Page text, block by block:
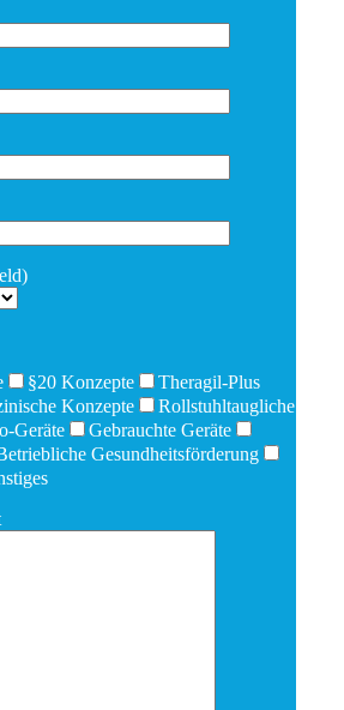
§20 Konzepte
Theragil-Plus
Konzepte
Rollstuhltaugliche
Geräte
Gebrauchte Geräte
Gesundheitsförderung